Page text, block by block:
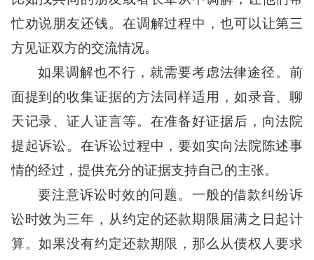
忙劝说朋友还钱。在调解过程中，也可以让第三
方见证双方的交流情况。
如果调解也不行，就需要考虑法律途径。前
面提到的收集证据的方法同样适用，如录音、聊
天记录、证人证言等。在准备好证据后，向法院
提起诉讼。在诉讼过程中，要如实向法院陈述事
情的经过，提供充分的证据支持自己的主张。
要注意诉讼时效的问题。一般的借款纠纷诉
讼时效为三年，从约定的还款期限届满之日起计
算。如果没有约定还款期限，那么从债权人要求